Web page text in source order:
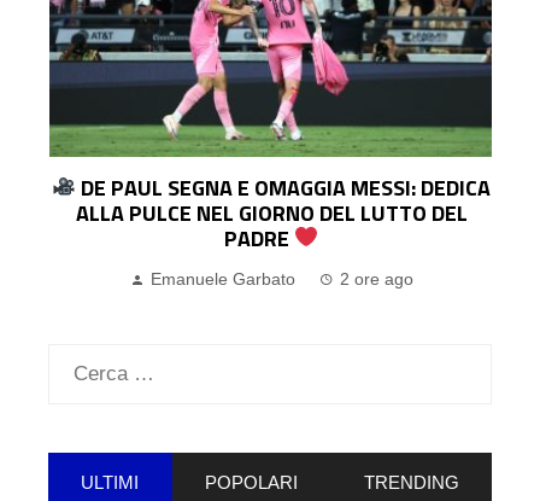
DE PAUL SEGNA E OMAGGIA MESSI: DEDICA
ALLA PULCE NEL GIORNO DEL LUTTO DEL
PADRE
Emanuele Garbato 2 ore ago
Ricerca
ULTIMI POPOLARI TRENDING